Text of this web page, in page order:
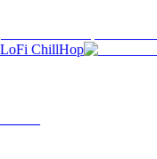
ChillHop